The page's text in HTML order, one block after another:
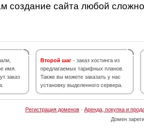
создание сайта любой
имя.
заказ
Второй шаг - заказ хостинга из
предлагаемых тарифных планов.
Также вы можете заказать у нас
установку выделенного сервера.
Регистрация доменов · Аренда, покупка и
Домен